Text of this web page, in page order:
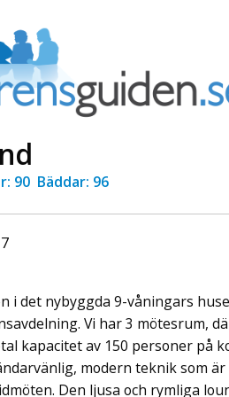
90 Bäddar: 96
i det nybyggda 9-våningars
Vi har 3 mötesrum,
kapacitet av 150 personer på
modern teknik som
Den ljusa och rymliga
från Sheraton
hos oss. Mellan den 23
och 19 december
vi våra lokaler till en
mötesplats där
tradi ...